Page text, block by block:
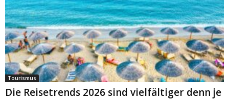
Tourismus
Die Reisetrends 2026 sind vielfältiger denn je